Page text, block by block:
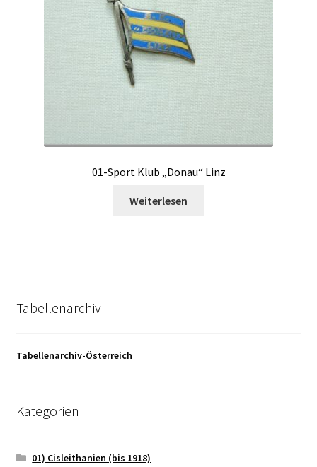
01-Sport Klub „Donau“ Linz
Weiterlesen
Tabellenarchiv
Tabellenarchiv-Österreich
Kategorien
01) Cisleithanien (bis 1918)